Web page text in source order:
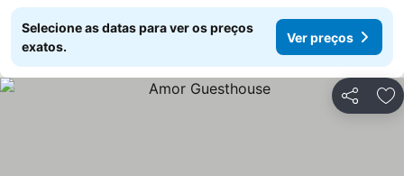
Selecione as datas para ver os preços
exatos.
Ver preços
Partilhar